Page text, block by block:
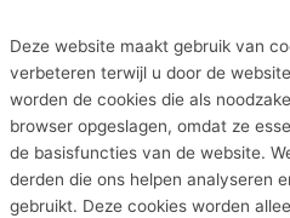
Deze website maakt gebruik van
verbeteren terwijl u door de
worden de cookies die als
browser opgeslagen, omdat ze
de basisfuncties van de website.
derden die ons helpen analyseren
gebruikt. Deze cookies worden